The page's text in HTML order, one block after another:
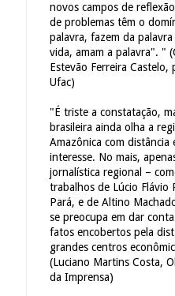
novos campos de
de problemas têm o
palavra, fazem da
vida, amam a palavra". "
Estevão Ferreira Castelo,
Ufac)
"É triste a constatação,
brasileira ainda olha a
Amazônica com distância
interesse. No mais,
jornalística regional –
trabalhos de Lúcio Flávio
Pará, e de Altino
se preocupa em dar
fatos encobertos pela
grandes centros
(Luciano Martins Costa,
da Imprensa)